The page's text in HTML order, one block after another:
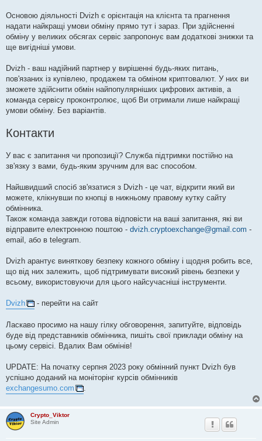
Основою діяльності Dvizh є орієнтація на клієнта та прагнення
надати найкращі умови обміну прямо тут і зараз. При здійсненні
обміну у великих обсягах сервіс запропонує вам додаткові знижки та
ще вигідніші умови.
Dvizh - ваш надійний партнер у вирішенні будь-яких питань,
пов'язаних із купівлею, продажем та обміном криптовалют. У них ви
зможете здійснити обмін найпопулярніших цифрових активів, а
команда сервісу проконтролює, щоб Ви отримали лише найкращі
умови обміну. Без варіантів.
Контакти
У вас є запитання чи пропозиції? Служба підтримки постійно на
зв'язку з вами, будь-яким зручним для вас способом.
Найшвидший спосіб зв'язатися з Dvizh - це чат, відкрити який ви
можете, клікнувши по кнопці в нижньому правому кутку сайту
обмінника.
Також команда завжди готова відповісти на ваші запитання, які ви
відправите електронною поштою - dvizh.cryptoexchange@gmail.com -
email, або в telegram.
Dvizh арантує виняткову безпеку кожного обміну і щодня робить все,
що від них залежить, щоб підтримувати високий рівень безпеки у
всьому, використовуючи для цього найсучасніші інструменти.
Dvizh - перейти на сайт
Ласкаво просимо на нашу гілку обговорення, запитуйте, відповідь
буде від представників обмінника, пишіть свої приклади обміну на
цьому сервісі. Вдалих Вам обмінів!
UPDATE: На початку серпня 2023 року обмінний пункт Dvizh був
успішно доданий на моніторінг курсів обмінників
exchangesumo.com
.
Crypto_Viktor
Site Admin